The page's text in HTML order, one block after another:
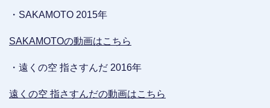
・SAKAMOTO 2015年
SAKAMOTOの動画はこちら
・遠くの空 指さすんだ 2016年
遠くの空 指さすんだの動画はこちら